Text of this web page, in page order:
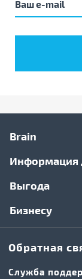
Brain
Информация
Выгода
Бизнесу
Обратная
Служба